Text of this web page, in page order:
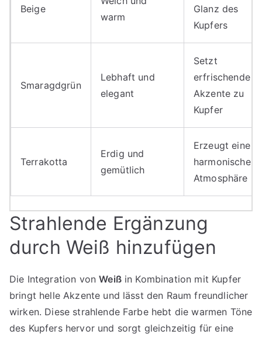
Beige
warm
Glanz des
Kupfers
Smaragdgrün
Lebhaft und
elegant
Setzt
erfrischende
Akzente zu
Kupfer
Terrakotta
Erdig und
gemütlich
Erzeugt eine
harmonische
Atmosphäre
Strahlende Ergänzung
durch Weiß hinzufügen
Die Integration vonWeißin Kombination mit Kupfer
bringt helle Akzente und lässt den Raum freundlicher
wirken. Diese strahlende Farbe hebt die warmen Töne
des Kupfers hervor und sorgt gleichzeitig für eine